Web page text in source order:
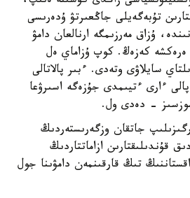
تۇبەگەيلى جاڭعىرتۋ ۇدەرىسى
ۇزاق مەرزىمگە ارنالعان دامۋ
ەرەكشە كەزەڭ. كوپ ۇزاماي ەل
سايلاۋى وتەدى. ءبىر پالاتالى
ءارى ءتيىمدى جۇزەگە اسىرۋعا
- دەدى ول.
جاتقان وزگەرىستەردىڭ
قۇندىلىقتارىن ازاماتتاردىڭ
تىڭ قارقىنمەن دامۋىنا جول